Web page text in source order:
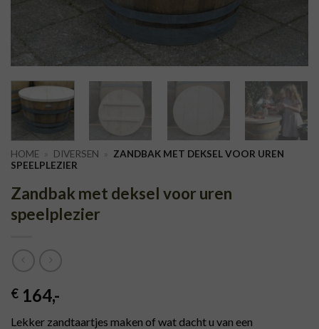
HOME » DIVERSEN » ZANDBAK MET DEKSEL VOOR UREN
SPEELPLEZIER
Zandbak met deksel voor uren
speelplezier
€ 164,-
Lekker zandtaartjes maken of wat dacht u van een